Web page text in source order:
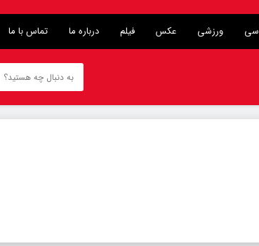
ورزشی عکس فیلم درباره ما تماس با ما